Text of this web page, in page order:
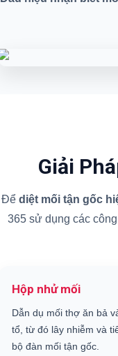
Giải
Để diệt mối tận gốc
365 sử dụng các
Hộp nhử mối
Dẫn dụ mối thợ ăn bả
tổ, từ đó lây nhiễm và
bộ đàn mối tận gốc.